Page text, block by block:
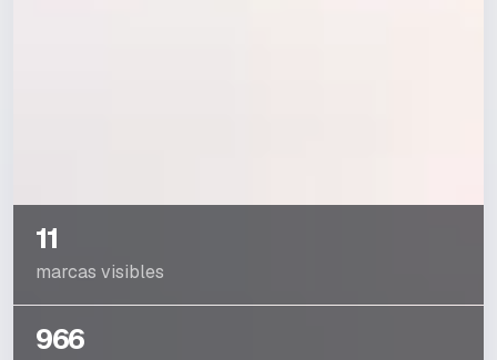
11
marcas visibles
966